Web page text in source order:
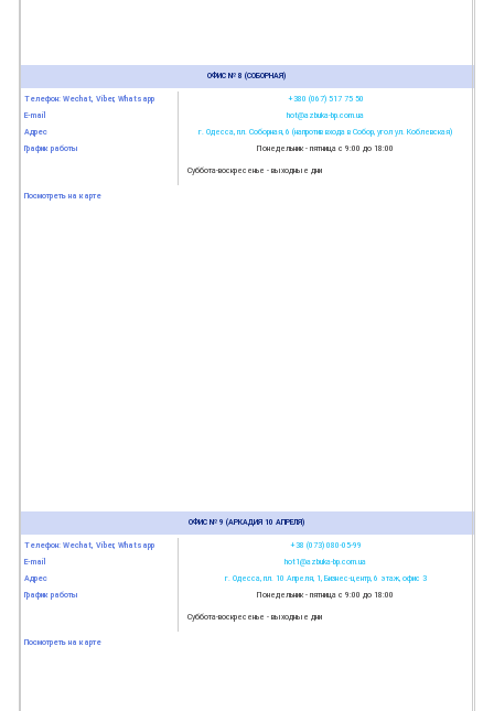
ОФИС № 8 (СОБОРНАЯ)
Телефон: Wechat, Viber, Whatsapp
+380 (067) 517 75 50
E-mail
hot@azbuka-bp.com.ua
Адрес
г. Одесса, пл. Соборная, 6 (напротив входа в Собор, угол ул. Коблевская)
График работы
Понедельник - пятница с 9:00 до 18:00
Суббота-воскресенье - выходные дни
Посмотреть на карте
ОФИС № 9 (АРКАДИЯ 10 АПРЕЛЯ)
Телефон: Wechat, Viber, Whatsapp
+38 (073) 080-05-99
E-mail
hot1@azbuka-bp.com.ua
Адрес
г. Одесса, пл. 10 Апреля, 1, Бизнес-центр, 6 этаж, офис 3
График работы
Понедельник - пятница с 9:00 до 18:00
Суббота-воскресенье - выходные дни
Посмотреть на карте